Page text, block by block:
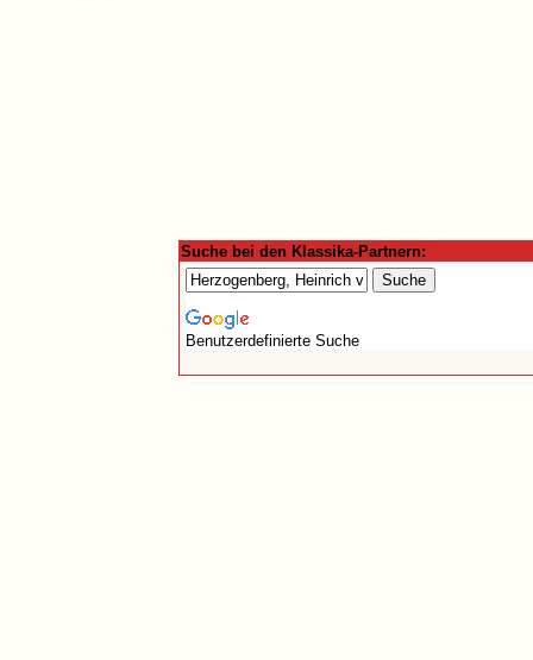
Suche bei den Klassika-Partnern:
Benutzerdefinierte Suche